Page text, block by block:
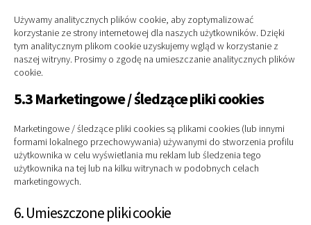
Używamy analitycznych plików cookie, aby zoptymalizować
korzystanie ze strony internetowej dla naszych użytkowników. Dzięki
tym analitycznym plikom cookie uzyskujemy wgląd w korzystanie z
naszej witryny. Prosimy o zgodę na umieszczanie analitycznych plików
cookie.
5.3 Marketingowe / śledzące pliki cookies
Marketingowe / śledzące pliki cookies są plikami cookies (lub innymi
formami lokalnego przechowywania) używanymi do stworzenia profilu
użytkownika w celu wyświetlania mu reklam lub śledzenia tego
użytkownika na tej lub na kilku witrynach w podobnych celach
marketingowych.
6. Umieszczone pliki cookie